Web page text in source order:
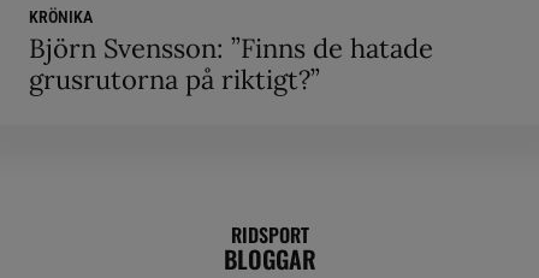
KRÖNIKA
Björn Svensson: ”Finns de hatade
grusrutorna på riktigt?”
RIDSPORT
BLOGGAR